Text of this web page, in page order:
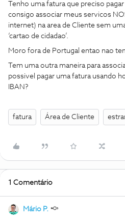
Tenho uma fatura que preciso
consigo associar meus servicos
internet) na area de Cliente sem
‘cartao de cidadao’.
Moro fora de Portugal entao nao
Tem uma outra maneira para
possivel pagar uma fatura usando
IBAN?
fatura Área de Cliente
1 Comentário
Mário P.